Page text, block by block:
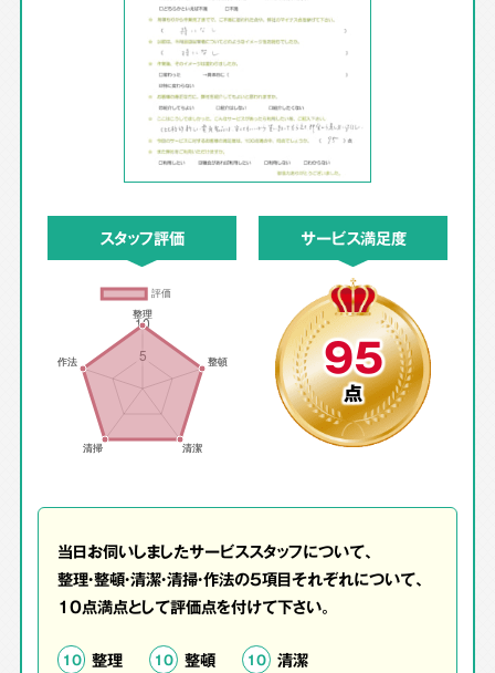
スタッフ評価 サービス満足度
95
点
当日お伺いしましたサービススタッフについて、
整理・整頓・清潔・清掃・作法の5項目それぞれについて、
10点満点として評価点を付けて下さい。
10 整理 10 整頓 10 清潔